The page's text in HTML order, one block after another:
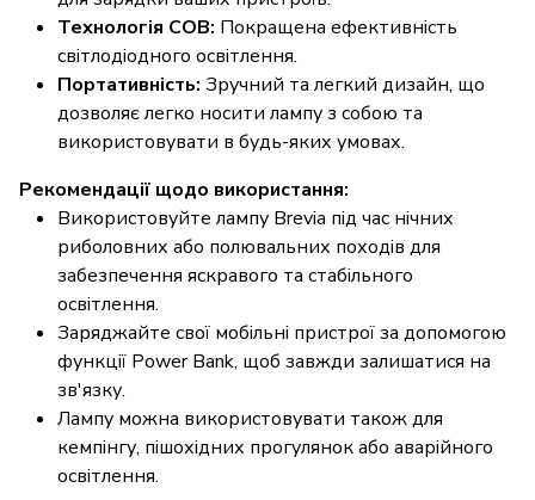
Технологія COB: Покращена ефективність
світлодіодного освітлення.
Портативність: Зручний та легкий дизайн, що
дозволяє легко носити лампу з собою та
використовувати в будь-яких умовах.
Рекомендації щодо використання:
Використовуйте лампу Brevia під час нічних
риболовних або полювальних походів для
забезпечення яскравого та стабільного
освітлення.
Заряджайте свої мобільні пристрої за допомогою
функції Power Bank, щоб завжди залишатися на
зв'язку.
Лампу можна використовувати також для
кемпінгу, пішохідних прогулянок або аварійного
освітлення.